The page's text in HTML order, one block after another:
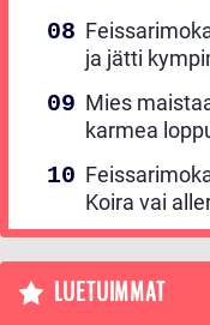
ja jätti
Mies
karmea
Koira vai
LUETUIMMAT